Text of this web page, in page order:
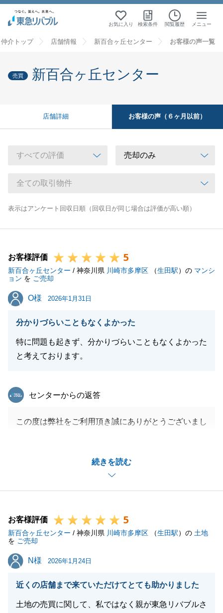
お気に入り 検索条件 閲覧履歴 メニュー
介トップ 店舗情報 新百合ヶ丘センター お客様の声一覧
売買 新百合ヶ丘センター
店舗詳細 お客様の声（６ヶ月以前）
表示はアンケート回収日順（回収日が同じ場合は評価が高い順）
お客様評価 5
新百合ヶ丘センター / 神奈川県 川崎市多摩区 （生田駅）の マンシ
ョン を ご売却
O様
O様 2026年1月31日
分かりづらいこともなくよかった
特に問題も起きず、分かりづらいこともなくよかった
と考えております。
続きを読む
東急リバブル
センターからの返答
この度は弊社をご利用頂き誠にありがとうございまし
常にこちらの説明を真摯に聞いてくださり、お手続き
の際にも多大なるご協力をいただいたおかげで、滞り
今後も何かご相談事がございましたらお気軽にご連絡
ください。
この度は誠にありがとうございました。
今後とも宜しくお願いいたします。
閉じる
お客様評価 5
新百合ヶ丘センター / 神奈川県 川崎市多摩区 （生田駅）の 土地
を ご売却
N様
N様 2026年1月24日
近くの店舗まで来ていただけてとても助かりました
土地の売買に関して、私ではなく親が東急リバブルさ